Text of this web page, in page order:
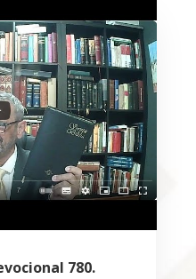
780.